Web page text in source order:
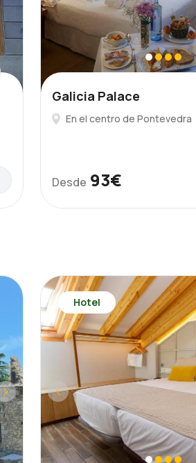
Galicia Palace
En el centro de Pontevedra
Desde 93€
Hotel